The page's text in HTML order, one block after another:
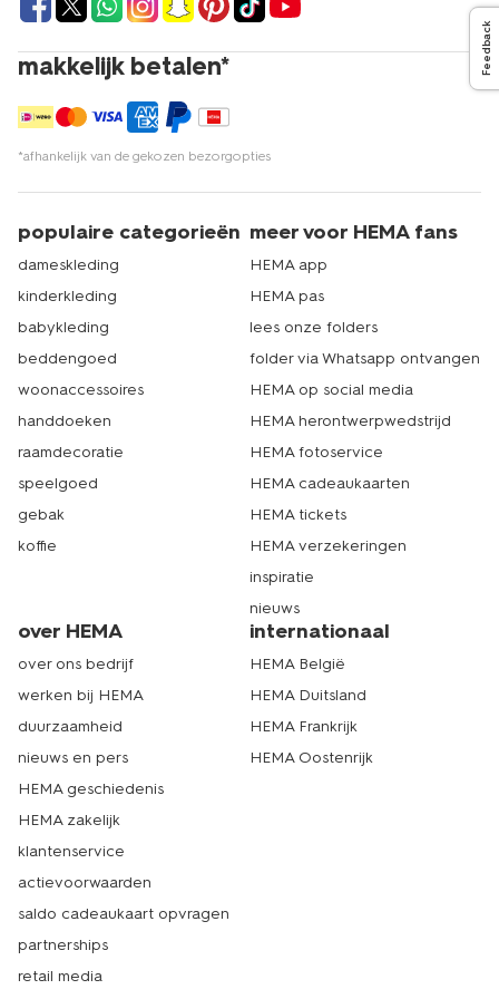
Feedback
vesten voor jongens. In onze winkels kun je al deze
kwaliteit en hebben een laag prijsje. Zoals je van ons
gewend bent. HEMA heeft meer dan 500 winkels in
Nederland. Er zit dus altijd een winkel bij jou in de buurt.
Dat is echt HEMA.
makkelijk betalen*
*afhankelijk van de gekozen bezorgopties
populaire categorieën
dameskleding
kinderkleding
babykleding
beddengoed
woonaccessoires
handdoeken
raamdecoratie
speelgoed
gebak
koffie
meer voor HEMA fans
HEMA app
HEMA pas
lees onze folders
folder via Whatsapp ontvangen
HEMA op social media
HEMA herontwerpwedstrijd
HEMA fotoservice
HEMA cadeaukaarten
HEMA tickets
HEMA verzekeringen
inspiratie
nieuws
over HEMA
over ons bedrijf
werken bij HEMA
duurzaamheid
nieuws en pers
HEMA geschiedenis
HEMA zakelijk
klantenservice
actievoorwaarden
saldo cadeaukaart opvragen
partnerships
retail media
internationaal
HEMA België
HEMA Duitsland
HEMA Frankrijk
HEMA Oostenrijk